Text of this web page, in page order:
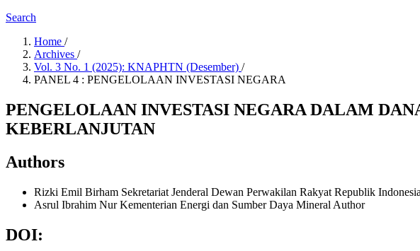
Search
Home /
Archives /
Vol. 3 No. 1 (2025): KNAPHTN (Desember) /
PANEL 4 : PENGELOLAAN INVESTASI NEGARA
PENGELOLAAN INVESTASI NEGARA DALAM
KEBERLANJUTAN
Authors
Rizki Emil Birham Sekretariat Jenderal Dewan Perwakilan Rakyat Republik Indonesia
Asrul Ibrahim NurKementerian Energi dan Sumber Daya Mineral Author
DOI: